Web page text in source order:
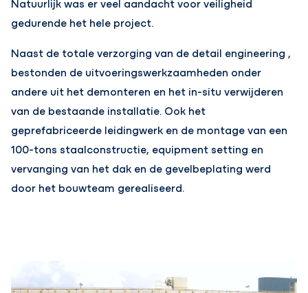
gedurende het hele project.
Naast de totale verzorging van de detail engineering ,
bestonden de uitvoeringswerkzaamheden onder
andere uit het demonteren en het in-situ verwijderen
van de bestaande installatie. Ook het
geprefabriceerde leidingwerk en de montage van een
100-tons staalconstructie, equipment setting en
vervanging van het dak en de gevelbeplating werd
door het bouwteam gerealiseerd.